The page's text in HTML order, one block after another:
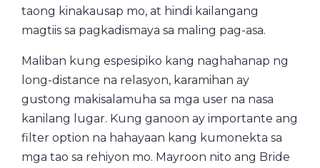
taong kinakausap mo, at hindi kailangang
magtiis sa pagkadismaya sa maling pag-asa.
Maliban kung espesipiko kang naghahanap ng
long-distance na relasyon, karamihan ay
gustong makisalamuha sa mga user na nasa
kanilang lugar. Kung ganoon ay importante ang
filter option na hahayaan kang kumonekta sa
mga tao sa rehiyon mo. Mayroon nito ang Bride